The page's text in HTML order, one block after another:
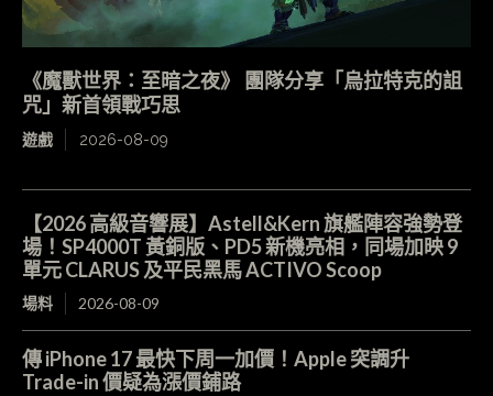
《魔獸世界：至暗之夜》 團隊分享「烏拉特克的詛
咒」新首領戰巧思
遊戲 2026-08-09
【2026 高級音響展】Astell&Kern 旗艦陣容強勢登
場！SP4000T 黃銅版、PD5 新機亮相，同場加映 9
單元 CLARUS 及平民黑馬 ACTIVO Scoop
場料 2026-08-09
傳 iPhone 17 最快下周一加價！Apple 突調升
Trade-in 價疑為漲價鋪路